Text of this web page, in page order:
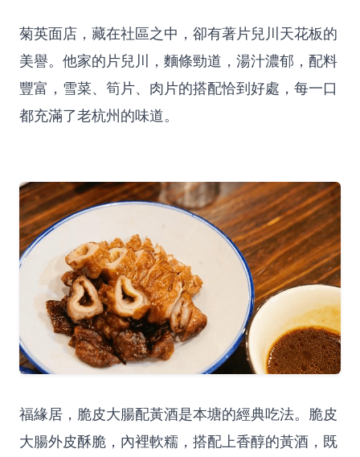
菊英面店，藏在社區之中，卻有著片兒川天花板的
美譽。他家的片兒川，麵條勁道，湯汁濃郁，配料
豐富，雪菜、筍片、肉片的搭配恰到好處，每一口
都充滿了老杭州的味道。
福緣居，脆皮大腸配黃酒是本塘的經典吃法。脆皮
大腸外皮酥脆，內裡軟糯，搭配上香醇的黃酒，既